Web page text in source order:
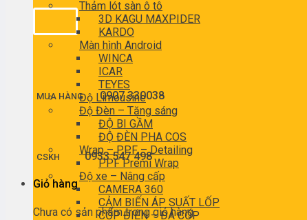
MUA HÀNG 0907 330038
CSKH0933 547 498
Giỏ hàng
Chưa có sản phẩm trong giỏ hàng.
Thảm lót sàn ô tô
3D KAGU MAXPIDER
KARDO
Màn hình Android
WINCA
ICAR
TEYES
Độ Limousine
Độ Đèn – Tăng sáng
ĐỘ BI GẦM
ĐỘ ĐÈN PHA COS
Wrap – PPF – Detailing
PPF Premi Wrap
Độ xe – Nâng cấp
CAMERA 360
CẢM BIẾN ÁP SUẤT LỐP
CỐP ĐIỆN – ĐÁ CỐP